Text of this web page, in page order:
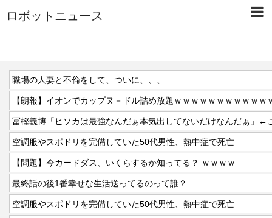
ロボットニュース
職場の人妻と不倫をして、ついに、、、
【朗報】イオンでカップヌ－ドル詰め放題ｗｗｗｗｗｗｗｗｗｗｗ
空調服やスポドリを完備していた50代男性、熱中症で死亡
【問題】今カードダス、いくらするか知ってる？ ｗｗｗｗ
最終話の後1番幸せな生活送ってるのって誰？
空調服やスポドリを完備していた50代男性、熱中症で死亡